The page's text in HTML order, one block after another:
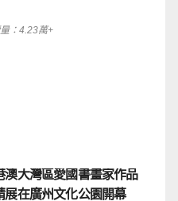
：4.23萬+
澳大灣區愛國書畫家作品
展在廣州文化公園開幕